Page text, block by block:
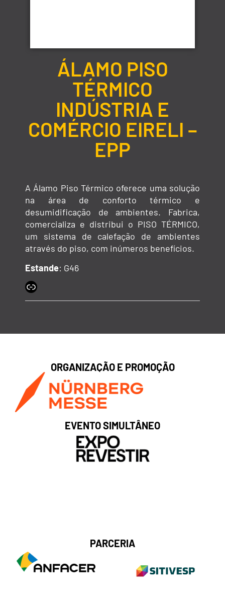
ÁLAMO PISO
TÉRMICO
INDÚSTRIA E
COMÉRCIO EIRELI –
EPP
A Álamo Piso Térmico oferece uma solução
na área de conforto térmico e
desumidificação de ambientes. Fabrica,
comercializa e distribui o PISO TÉRMICO,
um sistema de calefação de ambientes
através do piso, com inúmeros benefícios.
Estande: G46
ORGANIZAÇÃO E PROMOÇÃO
EVENTO SIMULTÂNEO
PARCERIA